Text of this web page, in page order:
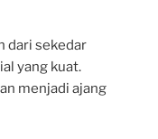
dari sekedar
yang kuat.
menjadi ajang